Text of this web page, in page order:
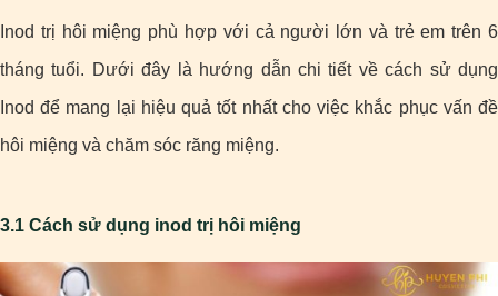
Inod trị hôi miệng phù hợp với cả người lớn và trẻ em trên 6
tháng tuổi. Dưới đây là hướng dẫn chi tiết về cách sử dụng
Inod để mang lại hiệu quả tốt nhất cho việc khắc phục vấn đề
hôi miệng và chăm sóc răng miệng.
3.1 Cách sử dụng inod trị hôi miệng